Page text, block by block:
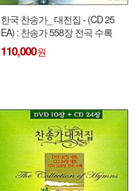
한국 찬송가_ 대전집 - (CD 25
EA) : 찬송가 558장 전곡 수록
-〉 비슷한것 24CD (파일북)
110,000